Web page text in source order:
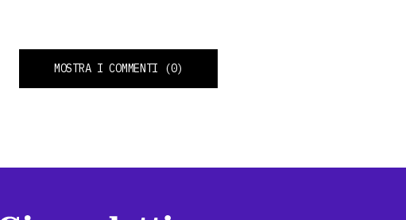
MOSTRA I COMMENTI (0)